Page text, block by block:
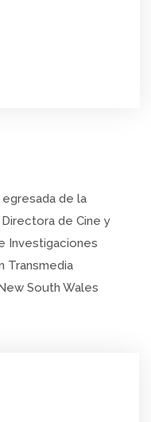
de la
de Cine y
Investigaciones
Transmedia
South Wales